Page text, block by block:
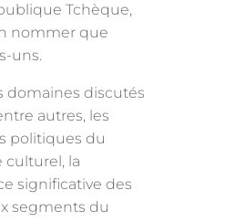
Tchèque,
nommer que
uns.
domaines discutés
autres, les
politiques du
culturel, la
significative des
segments du